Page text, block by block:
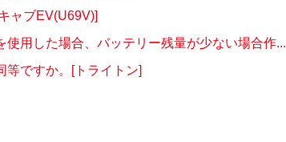
ャブEV(U69V)]
用した場合、バッテリー残量が少ない場合作...
等ですか。[トライトン]